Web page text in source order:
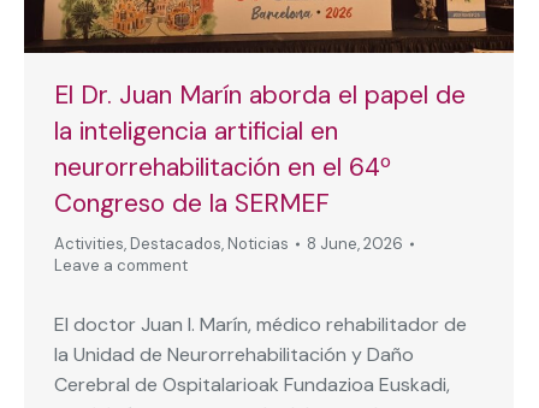
El Dr. Juan Marín aborda el papel de
la inteligencia artificial en
neurorrehabilitación en el 64º
Congreso de la SERMEF
Activities, Destacados, Noticias
8 June, 2026
Leave a comment
El doctor Juan I. Marín, médico rehabilitador de
la Unidad de Neurorrehabilitación y Daño
Cerebral de Ospitalarioak Fundazioa Euskadi,